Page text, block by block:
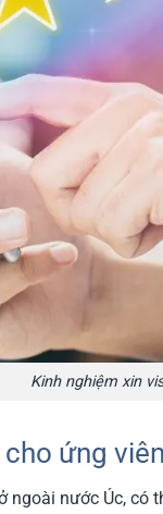
Kinh nghiệm xin
ứng
nước Úc, có